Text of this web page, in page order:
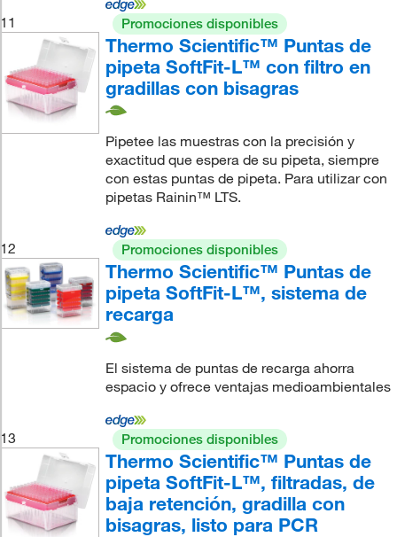
11 Promociones disponibles
Thermo Scientific™ Puntas de
pipeta SoftFit-L™ con filtro en
gradillas con bisagras
Pipetee las muestras con la precisión y
exactitud que espera de su pipeta, siempre
con estas puntas de pipeta. Para utilizar con
pipetas Rainin™ LTS.
12 Promociones disponibles
Thermo Scientific™ Puntas de
pipeta SoftFit-L™, sistema de
recarga
El sistema de puntas de recarga ahorra
espacio y ofrece ventajas medioambientales
13 Promociones disponibles
Thermo Scientific™ Puntas de
pipeta SoftFit-L™, filtradas, de
baja retención, gradilla con
bisagras, listo para PCR